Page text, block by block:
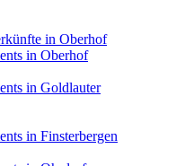
in Oberhof
in Oberhof
in Goldlauter
in Finsterbergen